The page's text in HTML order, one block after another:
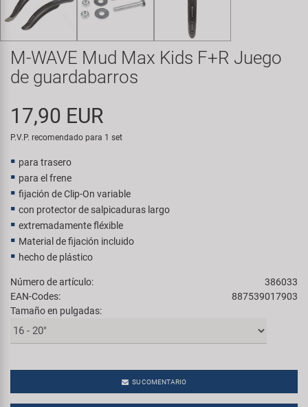
Transporte y Aparcamiento
Super B
Velo
Todas las marcas
M-WAVE Mud Max Kids F+R Juego
de guardabarros
17,90 EUR
P.V.P. recomendado para 1 set
para trasero
para el frene
fijación de Clip-On variable
con protector de salpicaduras largo
extremadamente fléxible
Material de fijación incluido
hecho de plástico
Número de artículo:
386033
EAN-Codes:
887539017903
Tamaño en pulgadas:
SU COMENTARIO